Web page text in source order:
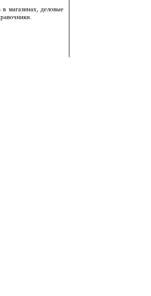
магазинах, деловые